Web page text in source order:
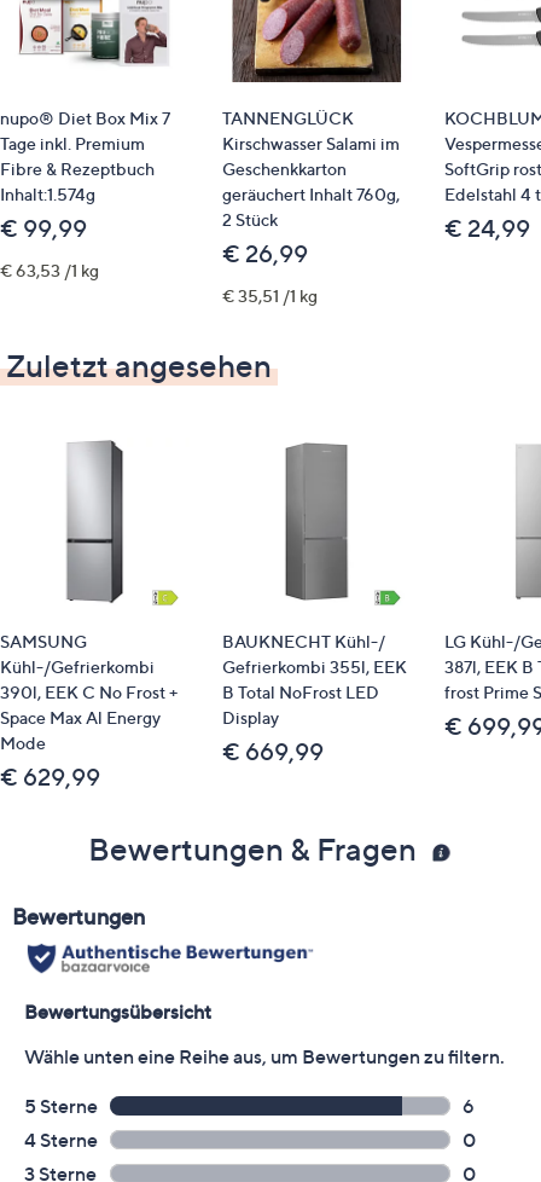
nupo® Diet Box Mix 7
Tage inkl. Premium
Fibre & Rezeptbuch
Inhalt:1.574g
€ 99,99
€ 63,53 /1 kg
TANNENGLÜCK
Kirschwasser Salami im
Geschenkkarton
geräuchert Inhalt 760g,
2 Stück
€ 26,99
€ 35,51 /1 kg
SoftGrip
Edelstahl 4
€ 24,99
Zuletzt angesehen
SAMSUNG
Kühl-/Gefrierkombi
390l, EEK C No Frost +
Space Max Al Energy
Mode
€ 629,99
BAUKNECHT Kühl-/
Gefrierkombi 355l, EEK
B Total NoFrost LED
Display
€ 669,99
LG Kühl-/
387l, EEK B
frost Prime
€
Bewertungen & Fragen